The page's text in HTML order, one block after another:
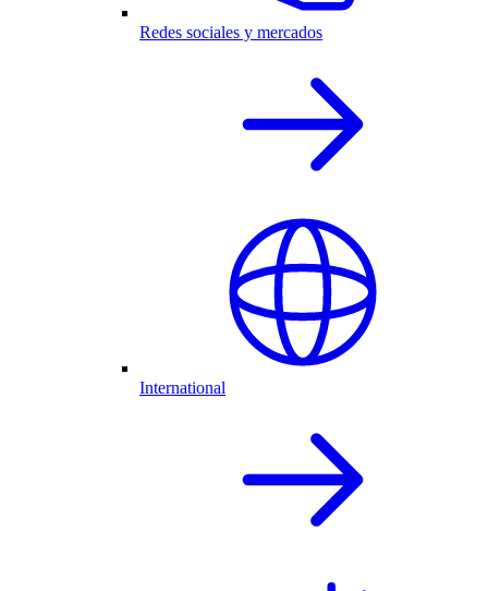
Redes sociales y mercados
International